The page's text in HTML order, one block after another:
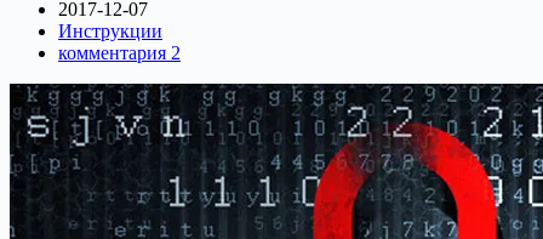
2017-12-07
Инструкции
комментария 2